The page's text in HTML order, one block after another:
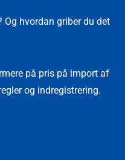
Og hvordan griber du det
på pris på import af
og indregistrering.